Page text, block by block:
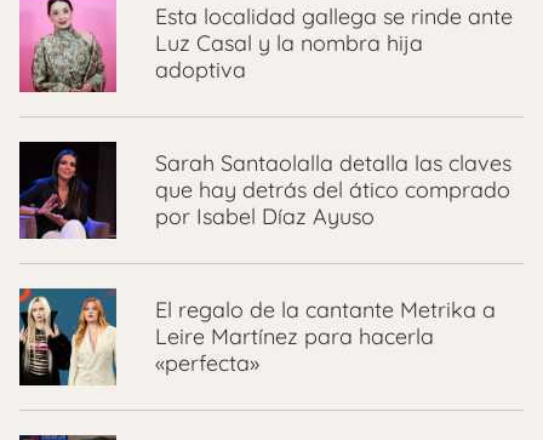
Esta localidad gallega se rinde ante
Luz Casal y la nombra hija
adoptiva
Sarah Santaolalla detalla las claves
que hay detrás del ático comprado
por Isabel Díaz Ayuso
El regalo de la cantante Metrika a
Leire Martínez para hacerla
«perfecta»